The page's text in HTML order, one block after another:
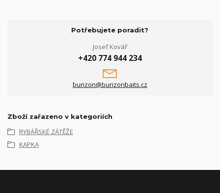
Potřebujete poradit?
Josef Kovář
+420 774 944 234
burizon@burizonbaits.cz
Zboží zařazeno v kategoriích
RYBÁŘSKÉ ZÁTĚŽE
KAPKA